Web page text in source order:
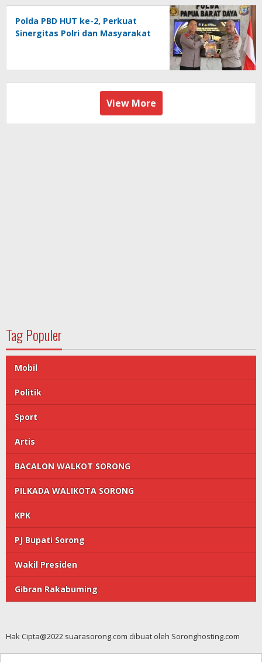
Polda PBD HUT ke-2, Perkuat
Sinergitas Polri dan Masyarakat
View More
Tag Populer
Mobil
Politik
Sport
Artis
BACALON WALKOT SORONG
PILKADA WALIKOTA SORONG
KPK
PJ Bupati Sorong
Wakil Presiden
Gibran Rakabuming
Hak Cipta@2022 suarasorong.com dibuat oleh Soronghosting.com